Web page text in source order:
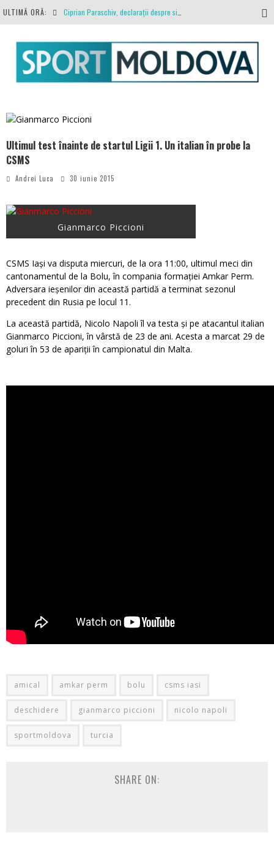
ULTIMĂ ORĂ:
O repriză executați de arbitru, o repriză executați de propriul joc
Ultimul test înainte de startul Ligii 1. Un italian în probe la
CSMS
Andrei Luca 30 iunie 2015
Gianmarco Piccioni
CSMS Iași va disputa miercuri, de la ora 11:00, ultimul meci din
cantonamentul de la Bolu, în compania formației Amkar Perm.
Adversara ieșenilor din această partidă a terminat sezonul
precedent din Rusia pe locul 11.
La această partidă, Nicolo Napoli îl va testa și pe atacantul italian
Gianmarco Piccioni, în vârstă de 23 de ani. Acesta a marcat 29 de
goluri în 53 de apariții în campionatul din Malta.
amical amkar perm bolu csms iasi
deschidere gianmarco piccioni nicolo napoli
sportmoldova turcia
SHARE ON: